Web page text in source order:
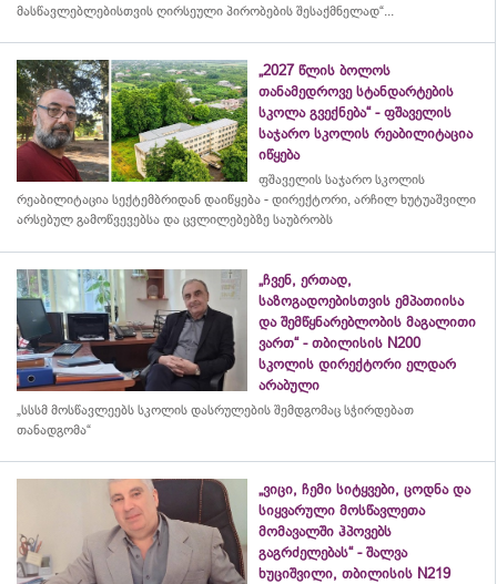
მასწავლებლებისთვის ღირსეული პირობების შესაქმნელად“...
„2027 წლის ბოლოს
თანამედროვე სტანდარტების
სკოლა გვექნება“ - ფშაველის
საჯარო სკოლის რეაბილიტაცია
იწყება
ფშაველის საჯარო სკოლის
რეაბილიტაცია სექტემბრიდან დაიწყება - დირექტორი, არჩილ ხუტუაშვილი
არსებულ გამოწვევებსა და ცვლილებებზე საუბრობს
„ჩვენ, ერთად,
საზოგადოებისთვის ემპათიისა
და შემწყნარებლობის მაგალითი
ვართ“ - თბილისის N200
სკოლის დირექტორი ელდარ
არაბული
„სსსმ მოსწავლეებს სკოლის დასრულების შემდგომაც სჭირდებათ
თანადგომა“
„ვიცი, ჩემი სიტყვები, ცოდნა და
სიყვარული მოსწავლეთა
მომავალში ჰპოვებს
გაგრძელებას“ - შალვა
ხუციშვილი, თბილისის N219